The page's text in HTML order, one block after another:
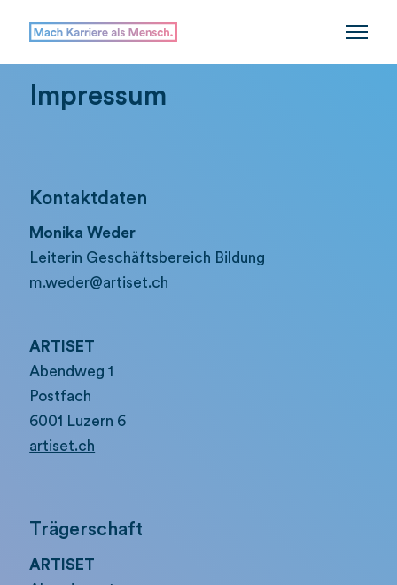
Impressum
Kontaktdaten
Monika Weder
Leiterin Geschäftsbereich Bildung
m.weder@artiset.ch
ARTISET
Abendweg 1
Postfach
6001 Luzern 6
artiset.ch
Trägerschaft
ARTISET